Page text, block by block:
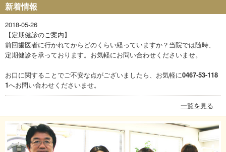
新着情報
2018-05-26
【定期健診のご案内】
前回歯医者に行かれてからどのくらい経っていますか？当院では随時、
定期健診を承っております。お気軽にお問い合わせくださいませ。
お口に関することでご不安な点がございましたら、お気軽に0467-53-118
1へお問い合わせくださいませ。
一覧を見る